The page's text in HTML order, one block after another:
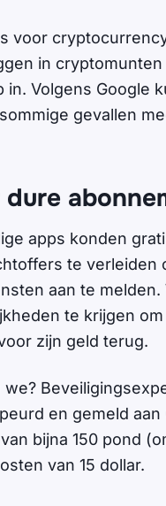
voor
in
Volgens Google
gevallen
apps konden
te verleiden
aan te
te krijgen
zijn geld terug.
en gemeld
bijna 150 pond
van 15 dollar.